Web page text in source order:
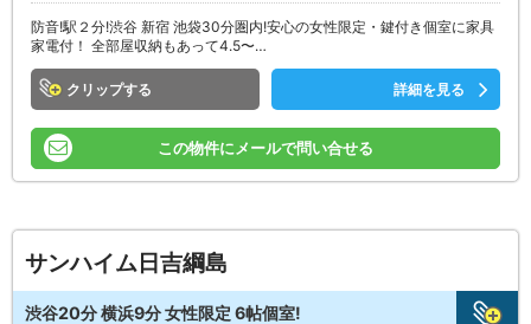
防音!駅２分!渋谷 新宿 池袋30分圏内!安心の女性限定・鍵付き個室に家具
家電付！ 全部屋収納もあって4.5〜…
クリップ 詳細を見る
この物件にメールで問い合せる
サンハイム日吉綱島
渋谷20分 横浜9分 女性限定 6帖個室!